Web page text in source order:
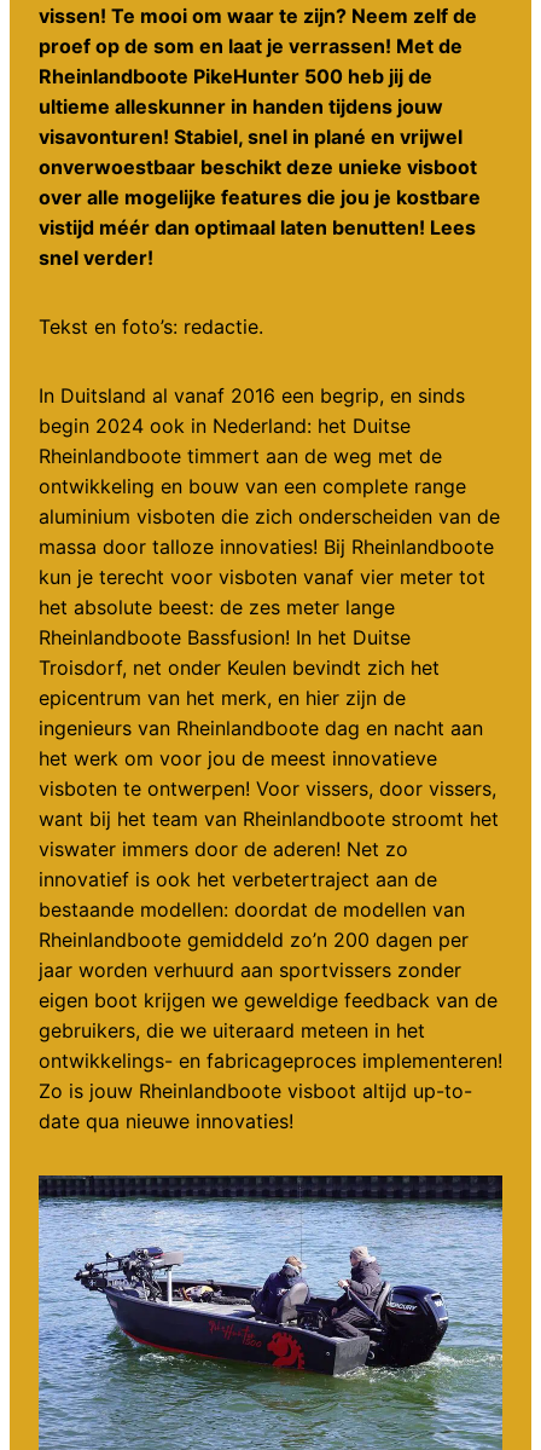
vissen! Te mooi om waar te zijn? Neem zelf de
proef op de som en laat je verrassen! Met de
Rheinlandboote PikeHunter 500 heb jij de
ultieme alleskunner in handen tijdens jouw
visavonturen! Stabiel, snel in plané en vrijwel
onverwoestbaar beschikt deze unieke visboot
over alle mogelijke features die jou je kostbare
vistijd méér dan optimaal laten benutten! Lees
snel verder!
Tekst en foto’s: redactie.
In Duitsland al vanaf 2016 een begrip, en sinds
begin 2024 ook in Nederland: het Duitse
Rheinlandboote timmert aan de weg met de
ontwikkeling en bouw van een complete range
aluminium visboten die zich onderscheiden van de
massa door talloze innovaties! Bij Rheinlandboote
kun je terecht voor visboten vanaf vier meter tot
het absolute beest: de zes meter lange
Rheinlandboote Bassfusion! In het Duitse
Troisdorf, net onder Keulen bevindt zich het
epicentrum van het merk, en hier zijn de
ingenieurs van Rheinlandboote dag en nacht aan
het werk om voor jou de meest innovatieve
visboten te ontwerpen! Voor vissers, door vissers,
want bij het team van Rheinlandboote stroomt het
viswater immers door de aderen! Net zo
innovatief is ook het verbetertraject aan de
bestaande modellen: doordat de modellen van
Rheinlandboote gemiddeld zo’n 200 dagen per
jaar worden verhuurd aan sportvissers zonder
eigen boot krijgen we geweldige feedback van de
gebruikers, die we uiteraard meteen in het
ontwikkelings- en fabricageproces implementeren!
Zo is jouw Rheinlandboote visboot altijd up-to-
date qua nieuwe innovaties!